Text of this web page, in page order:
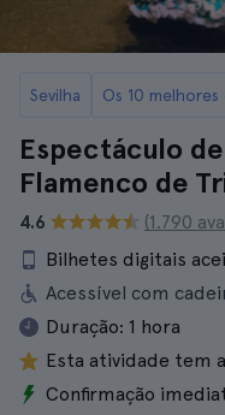
Sevilha
Espectáculo
Flamenco de
4.6
(1.790
Bilhetes digitais
Acessível com
Duração: 1 hora
Esta atividade tem
Confirmação